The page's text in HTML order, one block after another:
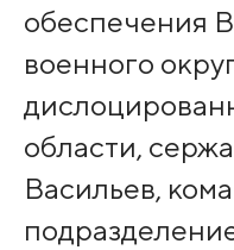
обеспечения
военного
области,
Васильев,